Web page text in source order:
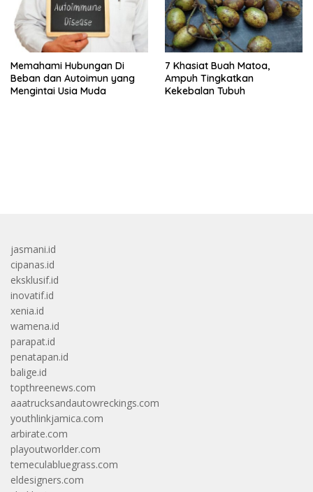
Memahami Hubungan Di
Beban dan Autoimun yang
Mengintai Usia Muda
7 Khasiat Buah Matoa,
Ampuh Tingkatkan
Kekebalan Tubuh
jasmani.id
cipanas.id
eksklusif.id
inovatif.id
xenia.id
wamena.id
parapat.id
penatapan.id
balige.id
topthreenews.com
aaatrucksandautowreckings.com
youthlinkjamica.com
arbirate.com
playoutworlder.com
temeculabluegrass.com
eldesigners.com